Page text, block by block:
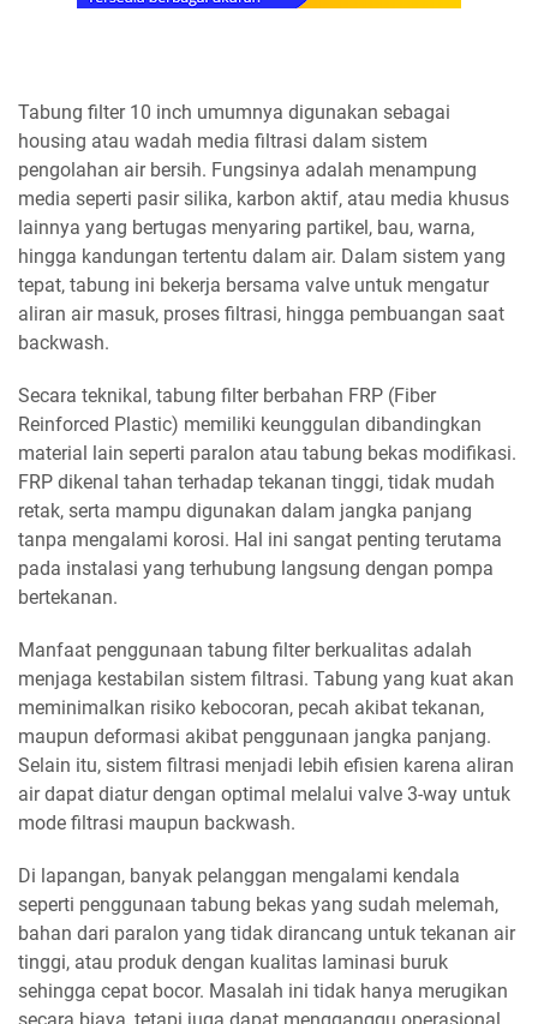
Tabung filter 10 inch umumnya digunakan sebagai
housing atau wadah media filtrasi dalam sistem
pengolahan air bersih. Fungsinya adalah menampung
media seperti pasir silika, karbon aktif, atau media khusus
lainnya yang bertugas menyaring partikel, bau, warna,
hingga kandungan tertentu dalam air. Dalam sistem yang
tepat, tabung ini bekerja bersama valve untuk mengatur
aliran air masuk, proses filtrasi, hingga pembuangan saat
backwash.
Secara teknikal, tabung filter berbahan FRP (Fiber
Reinforced Plastic) memiliki keunggulan dibandingkan
material lain seperti paralon atau tabung bekas modifikasi.
FRP dikenal tahan terhadap tekanan tinggi, tidak mudah
retak, serta mampu digunakan dalam jangka panjang
tanpa mengalami korosi. Hal ini sangat penting terutama
pada instalasi yang terhubung langsung dengan pompa
bertekanan.
Manfaat penggunaan tabung filter berkualitas adalah
menjaga kestabilan sistem filtrasi. Tabung yang kuat akan
meminimalkan risiko kebocoran, pecah akibat tekanan,
maupun deformasi akibat penggunaan jangka panjang.
Selain itu, sistem filtrasi menjadi lebih efisien karena aliran
air dapat diatur dengan optimal melalui valve 3-way untuk
mode filtrasi maupun backwash.
Di lapangan, banyak pelanggan mengalami kendala
seperti penggunaan tabung bekas yang sudah melemah,
bahan dari paralon yang tidak dirancang untuk tekanan air
tinggi, atau produk dengan kualitas laminasi buruk
sehingga cepat bocor. Masalah ini tidak hanya merugikan